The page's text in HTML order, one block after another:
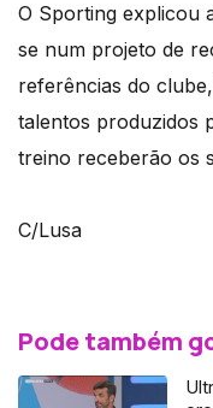
O Sporting explicou
se num projeto de
referências do
talentos produzidos
treino receberão os
C/Lusa
Pode também